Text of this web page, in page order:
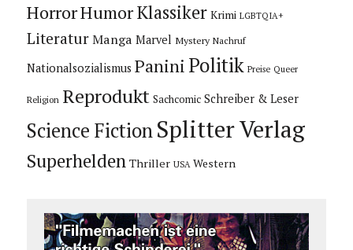
HorrorHumorKlassiker Krimi LGBTQIA+
Literatur Manga Marvel Mystery Nachruf
Nationalsozialismus Panini Politik Preise Queer
Religion Reprodukt Sachcomic Schreiber & Leser
Science Fiction Splitter Verlag
Superhelden Thriller USA Western